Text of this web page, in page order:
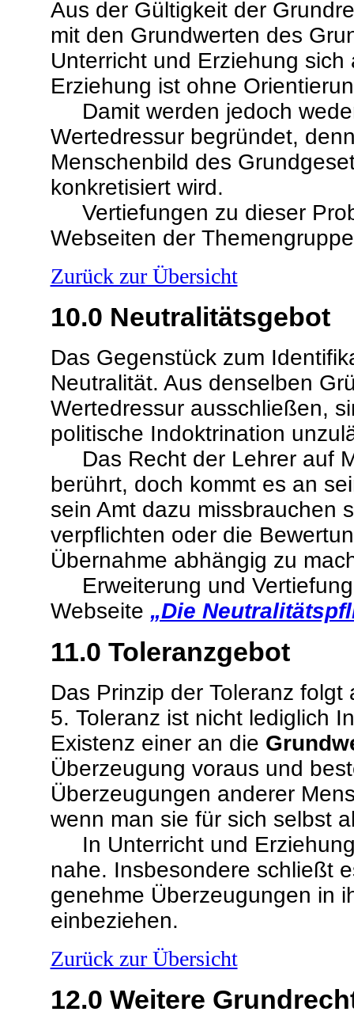
Aus der Gültigkeit der
mit den Grundwerten des
Unterricht und Erziehung
Erziehung ist ohne
Damit werden jedoch
Wertedressur begründet,
Menschenbild des
konkretisiert wird.
Vertiefungen zu dieser
Webseiten der
Zurück zur Übersicht
10.0 Neutralitätsgebot
Das Gegenstück zum
Neutralität. Aus denselben
Wertedressur ausschließen,
politische Indoktrination
Das Recht der Lehrer auf
berührt, doch kommt es an
sein Amt dazu missbrauchen
verpflichten oder die
Übernahme abhängig zu
Erweiterung und
Webseite „Die
11.0 Toleranzgebot
Das Prinzip der Toleranz
5. Toleranz ist nicht lediglich
Existenz einer an die
Überzeugung voraus und
Überzeugungen anderer
wenn man sie für sich selbst
In Unterricht und
nahe. Insbesondere schließt
genehme Überzeugungen in
einbeziehen.
Zurück zur Übersicht
12.0 Weitere